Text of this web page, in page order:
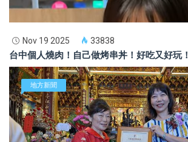
Nov 19 2025 33838
台中個人燒肉！自己做烤串丼！好吃又好玩！
地方新聞